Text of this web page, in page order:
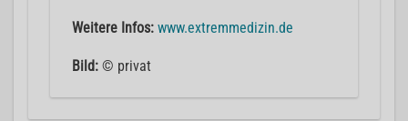
Weitere Infos: www.extremmedizin.de
Bild: © privat